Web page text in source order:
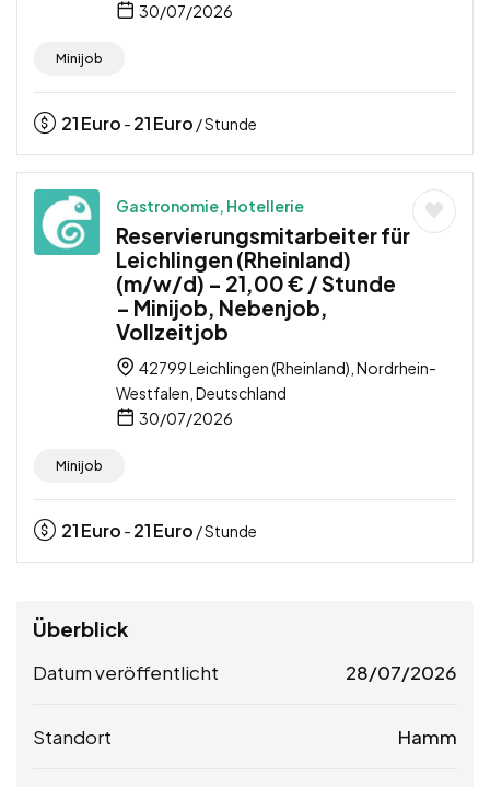
30/07/2026
Minijob
21Euro - 21Euro / Stunde
Gastronomie, Hotellerie
Reservierungsmitarbeiter für
Leichlingen (Rheinland)
(m/w/d) – 21,00 € / Stunde
– Minijob, Nebenjob,
Vollzeitjob
42799 Leichlingen (Rheinland), Nordrhein-
Westfalen, Deutschland
30/07/2026
Minijob
21Euro - 21Euro / Stunde
Überblick
Datum veröffentlicht 28/07/2026
Standort Hamm